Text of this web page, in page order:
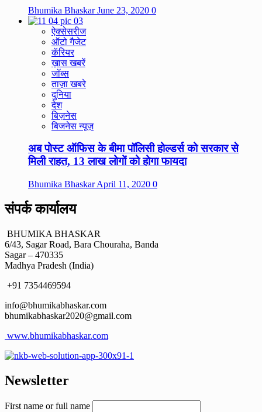
Bhumika BhaskarJune 23, 2020 0
ऐक्सेसरीज
ऑटो गैजेट
कॅरियर
ख़ास खबरें
जॉब्स
ताज़ा खबरे
दुनिया
देश
बिज़नेस
बिजनेस न्यूज़
अब पोस्ट ऑफिस के बीमा पॉलिसी होल्डर्स को सरकार से
मिली राहत, 13 लाख लोगों को होगा फायदा
Bhumika BhaskarApril 11, 2020 0
संपर्क कार्यालय
BHUMIKA BHASKAR
6/43, Sagar Road, Bara Chouraha, Banda
Sagar – 470335
Madhya Pradesh (India)
+91 7354469594
info@bhumikabhaskar.com
bhumikabhaskar2020@gmail.com
www.bhumikabhaskar.com
Newsletter
First name or full name